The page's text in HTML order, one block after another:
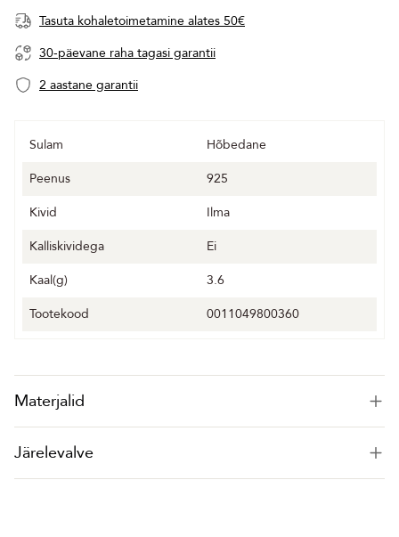
Tasuta kohaletoimetamine alates 50€
30-päevane raha tagasi garantii
2 aastane garantii
Sulam
Hõbedane
Peenus
925
Kivid
Ilma
Kalliskividega
Ei
Kaal(g)
3.6
Tootekood
0011049800360
Materjalid
Järelevalve